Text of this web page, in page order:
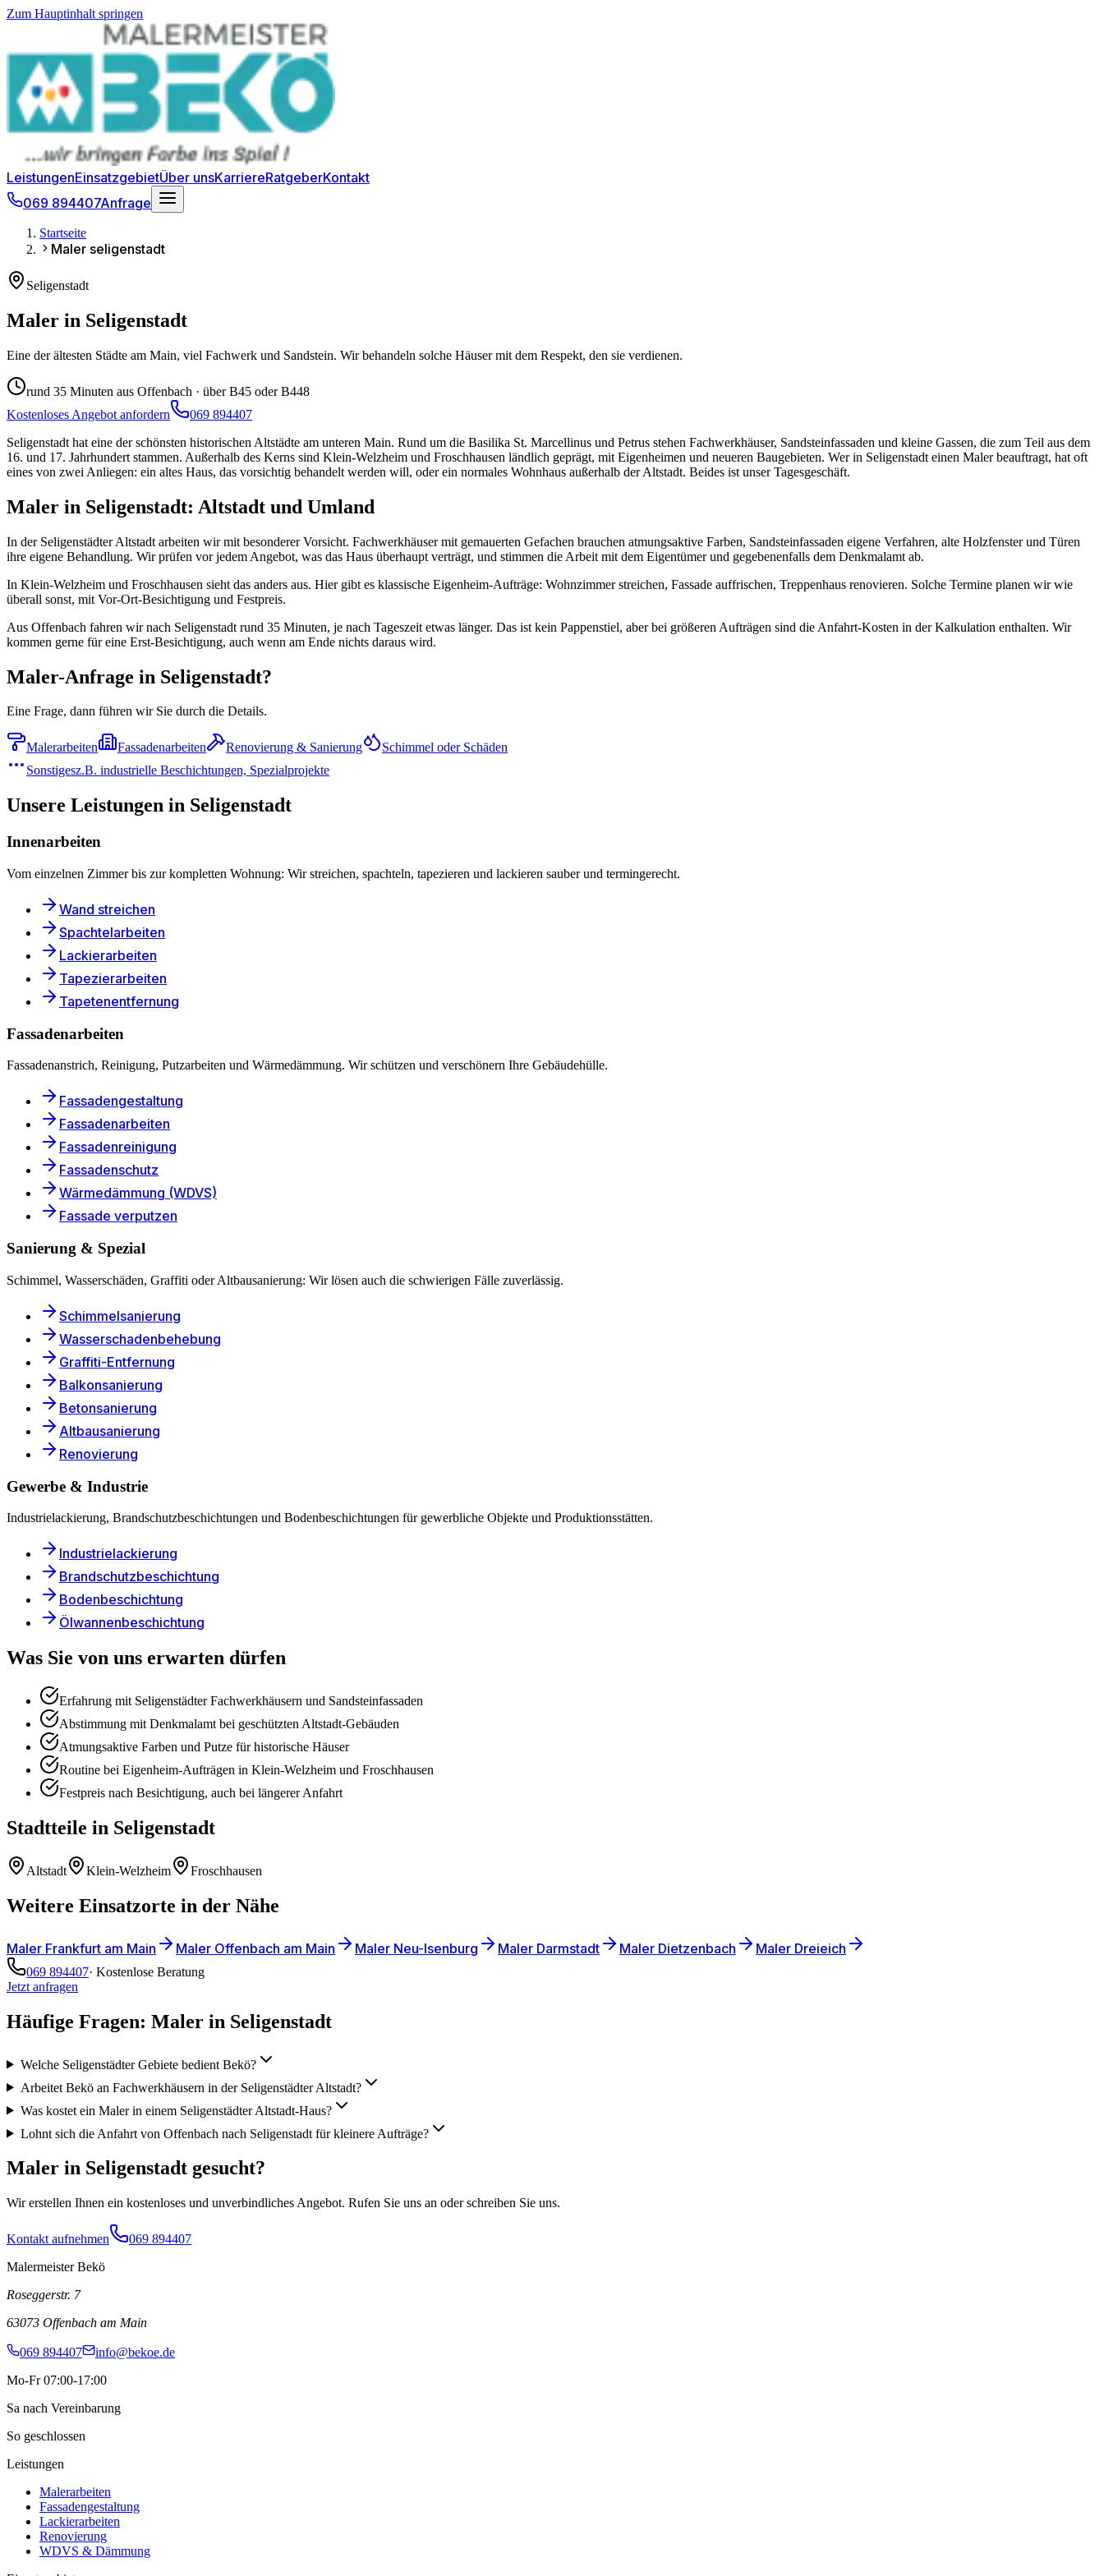
Zum Hauptinhalt springen
LeistungenEinsatzgebietÜber unsKarriereRatgeberKontakt
069 894407Anfrage
Startseite
Maler seligenstadt
Seligenstadt
Maler in Seligenstadt
Eine der ältesten Städte am Main, viel Fachwerk und Sandstein. Wir behandeln solche Häuser mit dem Respekt, den sie verdienen.
rund 35 Minuten aus Offenbach · über B45 oder B448
Kostenloses Angebot anfordern
069 894407
Seligenstadt hat eine der schönsten historischen Altstädte am unteren Main. Rund um die Basilika St. Marcellinus und Petrus stehen Fachwerkhäuser, Sandsteinfassaden und kleine Gassen, die zum Teil aus dem
16. und 17. Jahrhundert stammen. Außerhalb des Kerns sind Klein-Welzheim und Froschhausen ländlich geprägt, mit Eigenheimen und neueren Baugebieten. Wer in Seligenstadt einen Maler beauftragt, hat oft
eines von zwei Anliegen: ein altes Haus, das vorsichtig behandelt werden will, oder ein normales Wohnhaus außerhalb der Altstadt. Beides ist unser Tagesgeschäft.
Maler in Seligenstadt: Altstadt und Umland
In der Seligenstädter Altstadt arbeiten wir mit besonderer Vorsicht. Fachwerkhäuser mit gemauerten Gefachen brauchen atmungsaktive Farben, Sandsteinfassaden eigene Verfahren, alte Holzfenster und Türen
ihre eigene Behandlung. Wir prüfen vor jedem Angebot, was das Haus überhaupt verträgt, und stimmen die Arbeit mit dem Eigentümer und gegebenenfalls dem Denkmalamt ab.
In Klein-Welzheim und Froschhausen sieht das anders aus. Hier gibt es klassische Eigenheim-Aufträge: Wohnzimmer streichen, Fassade auffrischen, Treppenhaus renovieren. Solche Termine planen wir wie
überall sonst, mit Vor-Ort-Besichtigung und Festpreis.
Aus Offenbach fahren wir nach Seligenstadt rund 35 Minuten, je nach Tageszeit etwas länger. Das ist kein Pappenstiel, aber bei größeren Aufträgen sind die Anfahrt-Kosten in der Kalkulation enthalten. Wir
kommen gerne für eine Erst-Besichtigung, auch wenn am Ende nichts daraus wird.
Maler-Anfrage in Seligenstadt?
Eine Frage, dann führen wir Sie durch die Details.
Malerarbeiten Fassadenarbeiten Renovierung & Sanierung
Schimmel oder Schäden
Sonstigesz.B. industrielle Beschichtungen, Spezialprojekte
Unsere Leistungen in Seligenstadt
Innenarbeiten
Vom einzelnen Zimmer bis zur kompletten Wohnung: Wir streichen, spachteln, tapezieren und lackieren sauber und termingerecht.
Wand streichen
Spachtelarbeiten
Lackierarbeiten
Tapezierarbeiten
Tapetenentfernung
Fassadenarbeiten
Fassadenanstrich, Reinigung, Putzarbeiten und Wärmedämmung. Wir schützen und verschönern Ihre Gebäudehülle.
Fassadengestaltung
Fassadenarbeiten
Fassadenreinigung
Fassadenschutz
Wärmedämmung (WDVS)
Fassade verputzen
Sanierung & Spezial
Schimmel, Wasserschäden, Graffiti oder Altbausanierung: Wir lösen auch die schwierigen Fälle zuverlässig.
Schimmelsanierung
Wasserschadenbehebung
Graffiti-Entfernung
Balkonsanierung
Betonsanierung
Altbausanierung
Renovierung
Gewerbe & Industrie
Industrielackierung, Brandschutzbeschichtungen und Bodenbeschichtungen für gewerbliche Objekte und Produktionsstätten.
Industrielackierung
Brandschutzbeschichtung
Bodenbeschichtung
Ölwannenbeschichtung
Was Sie von uns erwarten dürfen
Erfahrung mit Seligenstädter Fachwerkhäusern und Sandsteinfassaden
Abstimmung mit Denkmalamt bei geschützten Altstadt-Gebäuden
Atmungsaktive Farben und Putze für historische Häuser
Routine bei Eigenheim-Aufträgen in Klein-Welzheim und Froschhausen
Festpreis nach Besichtigung, auch bei längerer Anfahrt
Stadtteile in Seligenstadt
Altstadt Klein-Welzheim Froschhausen
Weitere Einsatzorte in der Nähe
Maler Frankfurt am Main Maler Offenbach am Main Maler Neu-Isenburg Maler Darmstadt Maler Dietzenbach Maler Dreieich
069 894407· Kostenlose Beratung
Jetzt anfragen
Häufige Fragen: Maler in Seligenstadt
Welche Seligenstädter Gebiete bedient Bekö?
Arbeitet Bekö an Fachwerkhäusern in der Seligenstädter Altstadt?
Was kostet ein Maler in einem Seligenstädter Altstadt-Haus?
Lohnt sich die Anfahrt von Offenbach nach Seligenstadt für kleinere Aufträge?
Maler in Seligenstadt gesucht?
Wir erstellen Ihnen ein kostenloses und unverbindliches Angebot. Rufen Sie uns an oder schreiben Sie uns.
Kontakt aufnehmen
069 894407
Malermeister Bekö
Roseggerstr. 7
63073 Offenbach am Main
069 894407
info@bekoe.de
Mo-Fr 07:00-17:00
Sa nach Vereinbarung
So geschlossen
Leistungen
Malerarbeiten
Fassadengestaltung
Lackierarbeiten
Renovierung
WDVS & Dämmung